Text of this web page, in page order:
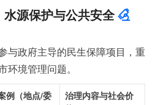
源保护与公共安全
与政府主导的民生保障项目，重
环境管理问题。
例（地点/委
治理内容与社会价